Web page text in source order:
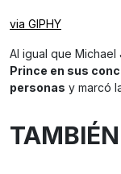
via GIPHY
Al igual que Michael
Prince en sus
personas y marcó